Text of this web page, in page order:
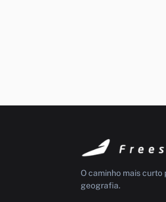
O caminho mais curto
geografia.